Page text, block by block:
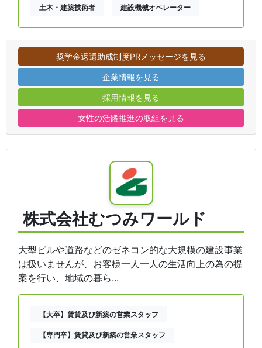
土木・建築技術者 建設機械オペレーター
奨学金返還助成制度PRメッセージを見る
企業情報を見る
採用情報を見る
女性の活躍推進の取組を見る
株式会社むつみワールド
大型ビルや道路などのゼネコン的な大規模の建設事業
は扱いませんが、お客様一人一人の生活向上の為の提
案を行い、地域の暮ら...
【大卒】賃貸及び新築の営業スタッフ
【専門卒】賃貸及び新築の営業スタッフ